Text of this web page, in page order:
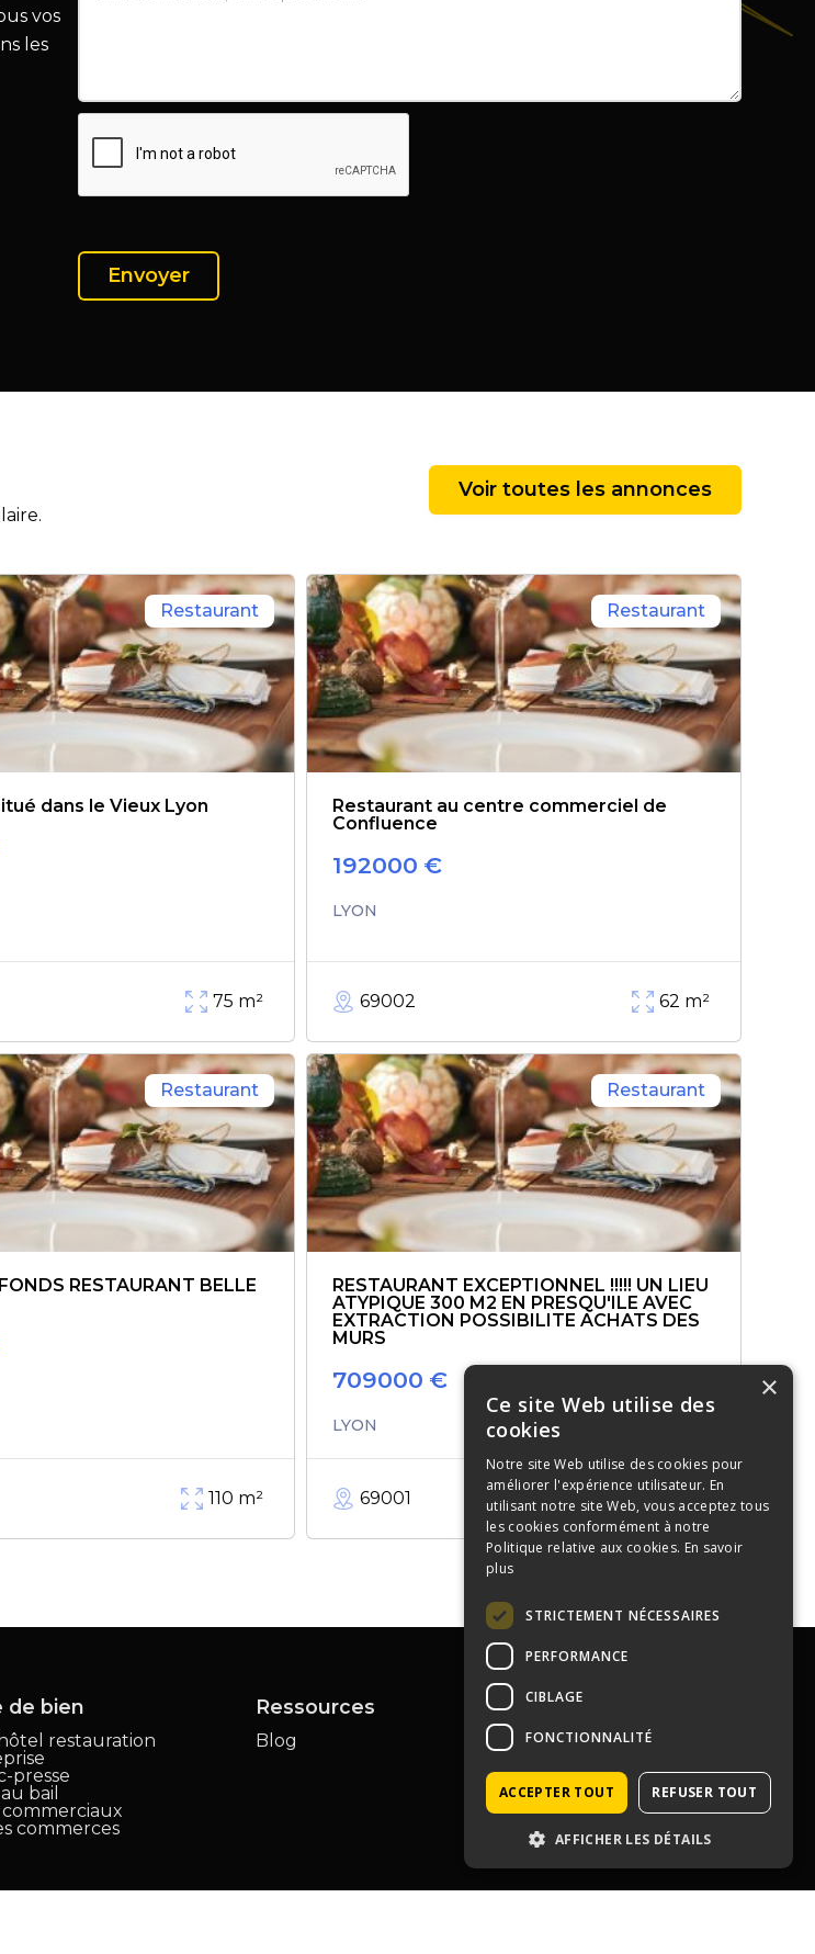
vos
les
Voir toutes les annonces
Restaurant
dans le Vieux Lyon
75 m²
Restaurant
Restaurant au centre commerciel de
Confluence
192000 €
LYON
69002 62 m²
Restaurant
RESTAURANT BELLE
110 m²
Restaurant
RESTAURANT EXCEPTIONNEL !!!!! UN LIEU
ATYPIQUE 300 M2 EN PRESQU'ILE AVEC
EXTRACTION POSSIBILITE ACHATS DES
MURS
709000 €
LYON
69001 300 m²
de bien
restauration
presse
bail
commerciaux
commerces
Ressources
Blog
Contactez-nous
04 72 43 99 09
Contact
134 cours Lafayette 69003
Lyon
×
Ce site Web utilise des
cookies
Notre site Web utilise des cookies pour
améliorer l'expérience utilisateur. En
utilisant notre site Web, vous acceptez tous
les cookies conformément à notre
Politique relative aux cookies. En savoir
plus
STRICTEMENT NÉCESSAIRES
PERFORMANCE
CIBLAGE
FONCTIONNALITÉ
ACCEPTER TOUT REFUSER TOUT
AFFICHER LES DÉTAILS